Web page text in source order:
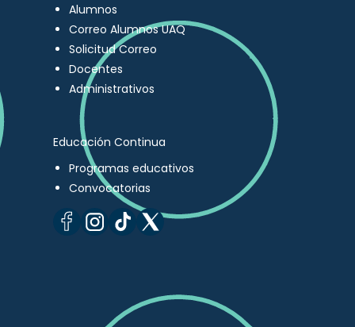
Alumnos
Correo Alumnos UAQ
Solicitud Correo
Docentes
Administrativos
Educación Continua
Programas educativos
Convocatorias